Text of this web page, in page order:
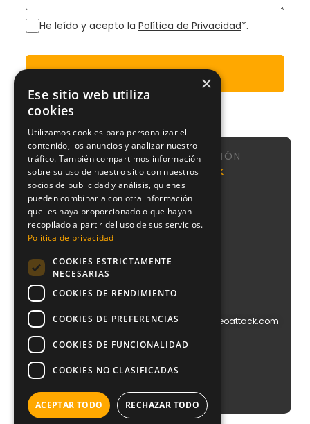
He leído y acepto la Política de Privacidad*.
Enviar
NAVEGACIÓN
Agencia
SEO
Agencia
Google
Ads
Web
Branding
Agencia
Media
Growth
Nosotros
Sistema
CMI
Podcast
NeoAttack
Calle de
Sta
Engracia,
151, 1,
puerta 1,
Chamberí,
+34
612
info@blog.neoattack.com
×
Ese sitio web utiliza
cookies
Utilizamos cookies para personalizar el
contenido, los anuncios y analizar nuestro
tráfico. También compartimos información
sobre su uso de nuestro sitio con nuestros
socios de publicidad y análisis, quienes
pueden combinarla con otra información
que les haya proporcionado o que hayan
recopilado a partir del uso de sus servicios.
Política de privacidad
COOKIES ESTRICTAMENTE
NECESARIAS
COOKIES DE RENDIMIENTO
COOKIES DE PREFERENCIAS
COOKIES DE FUNCIONALIDAD
COOKIES NO CLASIFICADAS
ACEPTAR TODO RECHAZAR TODO